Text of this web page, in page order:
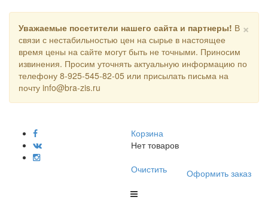
×
Уважаемые посетители нашего сайта и партнеры! В
связи с нестабильностью цен на сырье в настоящее
время цены на сайте могут быть не точными. Приносим
извинения. Просим уточнять актуальную информацию по
телефону 8-925-545-82-05 или присылать письма на
почту info@bra-zis.ru
Корзина
Нет товаров
Очистить
Оформить заказ